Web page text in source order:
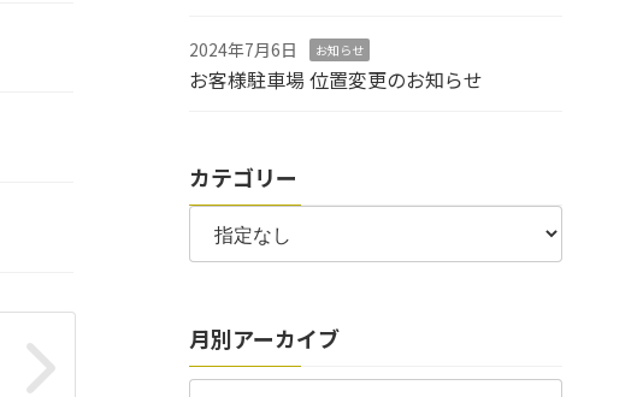
2024年7月6日 お知らせ
お客様駐車場 位置変更のお知らせ
カテゴリー
月別アーカイブ